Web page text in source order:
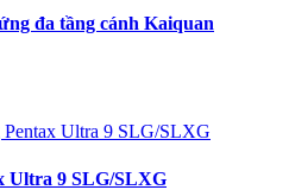
đa tầng cánh Kaiquan
Ultra 9 SLG/SLXG